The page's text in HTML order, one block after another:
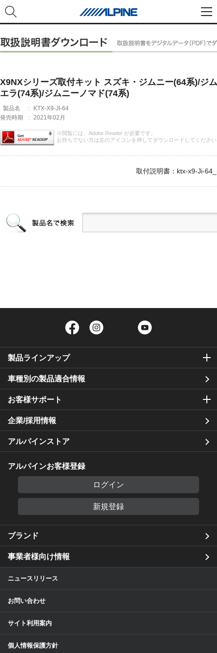
X9NXシリーズ取付キット スズキ・ジムニー(64系)/ジ
エラ(74系)/ジムニーノマド(74系)
製品名 :
KTX-X9-JI-64
発売時期
: 2021年02月
※閲覧には、Adobe Reader が必要です。
お持ちでない方は左のアイコンを押してダウンロードしてくださ
取付説明書：ktx-x9-Ji-
Facebook Twitter
製品ラインアップ
車種別の製品適合情報
お客様サポート
企業/採用情報
アルパインストア
アルパインお客様登録
ログイン
新規登録
ブランド
事業者様向け情報
ニュースリリース
お問い合わせ
サイト利用案内
個人情報保護方針